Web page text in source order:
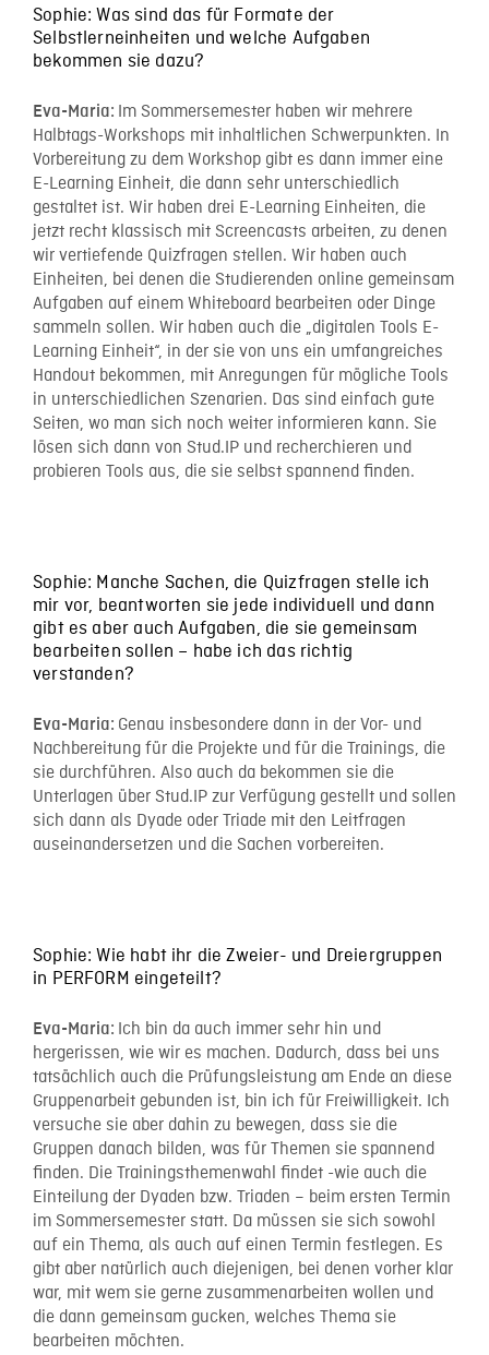
Sophie: Was sind das für Formate der
Selbstlerneinheiten und welche Aufgaben
bekommen sie dazu?
Eva-Maria: Im Sommersemester haben wir mehrere
Halbtags-Workshops mit inhaltlichen Schwerpunkten. In
Vorbereitung zu dem Workshop gibt es dann immer eine
E-Learning Einheit, die dann sehr unterschiedlich
gestaltet ist. Wir haben drei E-Learning Einheiten, die
jetzt recht klassisch mit Screencasts arbeiten, zu denen
wir vertiefende Quizfragen stellen. Wir haben auch
Einheiten, bei denen die Studierenden online gemeinsam
Aufgaben auf einem Whiteboard bearbeiten oder Dinge
sammeln sollen. Wir haben auch die „digitalen Tools E-
Learning Einheit“, in der sie von uns ein umfangreiches
Handout bekommen, mit Anregungen für mögliche Tools
in unterschiedlichen Szenarien. Das sind einfach gute
Seiten, wo man sich noch weiter informieren kann. Sie
lösen sich dann von Stud.IP und recherchieren und
probieren Tools aus, die sie selbst spannend finden.
Sophie: Manche Sachen, die Quizfragen stelle ich
mir vor, beantworten sie jede individuell und dann
gibt es aber auch Aufgaben, die sie gemeinsam
bearbeiten sollen – habe ich das richtig
verstanden?
Eva-Maria: Genau insbesondere dann in der Vor- und
Nachbereitung für die Projekte und für die Trainings, die
sie durchführen. Also auch da bekommen sie die
Unterlagen über Stud.IP zur Verfügung gestellt und sollen
sich dann als Dyade oder Triade mit den Leitfragen
auseinandersetzen und die Sachen vorbereiten.
Sophie: Wie habt ihr die Zweier- und Dreiergruppen
in PERFORM eingeteilt?
Eva-Maria: Ich bin da auch immer sehr hin und
hergerissen, wie wir es machen. Dadurch, dass bei uns
tatsächlich auch die Prüfungsleistung am Ende an diese
Gruppenarbeit gebunden ist, bin ich für Freiwilligkeit. Ich
versuche sie aber dahin zu bewegen, dass sie die
Gruppen danach bilden, was für Themen sie spannend
finden. Die Trainingsthemenwahl findet -wie auch die
Einteilung der Dyaden bzw. Triaden – beim ersten Termin
im Sommersemester statt. Da müssen sie sich sowohl
auf ein Thema, als auch auf einen Termin festlegen. Es
gibt aber natürlich auch diejenigen, bei denen vorher klar
war, mit wem sie gerne zusammenarbeiten wollen und
die dann gemeinsam gucken, welches Thema sie
bearbeiten möchten.